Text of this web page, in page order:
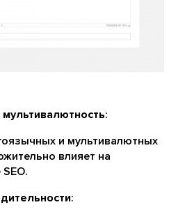
:
и мультивалютных
влияет на
: